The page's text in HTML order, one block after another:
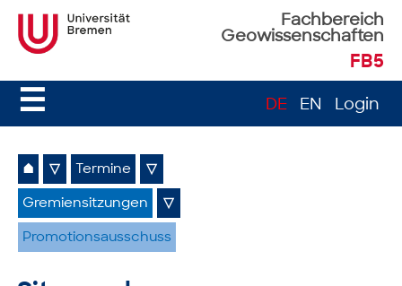
Fachbereich
Geowissenschaften
FB5
☰ DE EN Login
⌂ ▽ Termine ▽
Gremiensitzungen ▽
Promotionsausschuss